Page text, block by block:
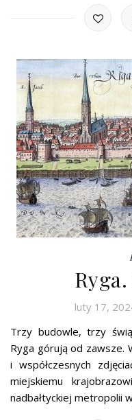
luty 17,
Trzy budowle, trzy
Ryga górują od zawsze.
i współczesnych
miejskiemu
nadbałtyckiej metropolii